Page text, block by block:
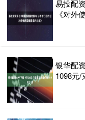
易投配
《对外
银华配
1098元/